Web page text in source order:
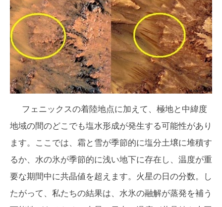
フェニックスの着陸地点に加えて、極地と中緯度
地域の間のどこでも塩水形成が発生する可能性があり
ます。ここでは、霜と雪が季節的に塩分土壌に堆積す
るか、水の氷が季節的に浅い地下に存在し、温度が重
要な期間中に共晶値を超えます。火星の日の分数。し
たがって、私たちの結果は、水氷の融解が蒸発を補う